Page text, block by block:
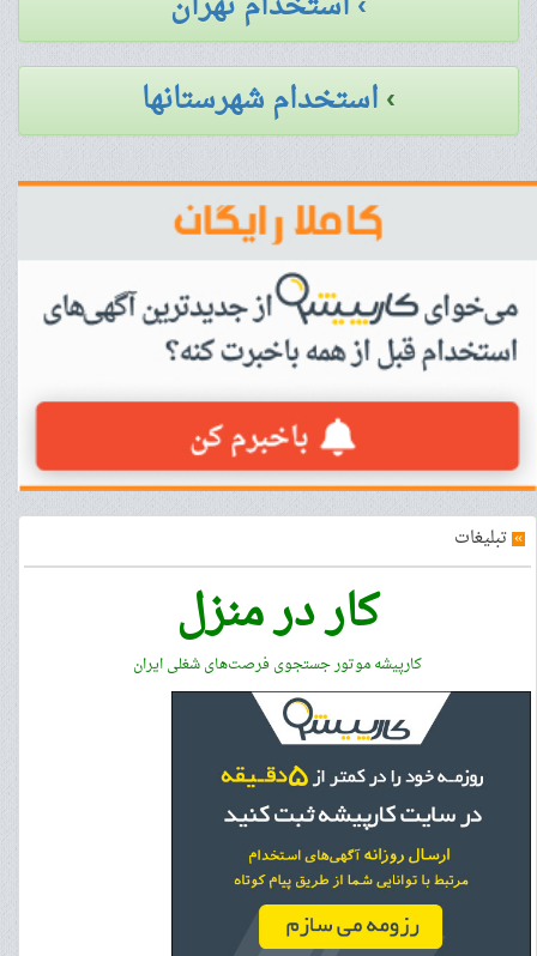
›استخدام شهرستانها
» تبلیغات
کار در منزل
کارپیشه موتور جستجوی فرصت‌های شغلی ایران